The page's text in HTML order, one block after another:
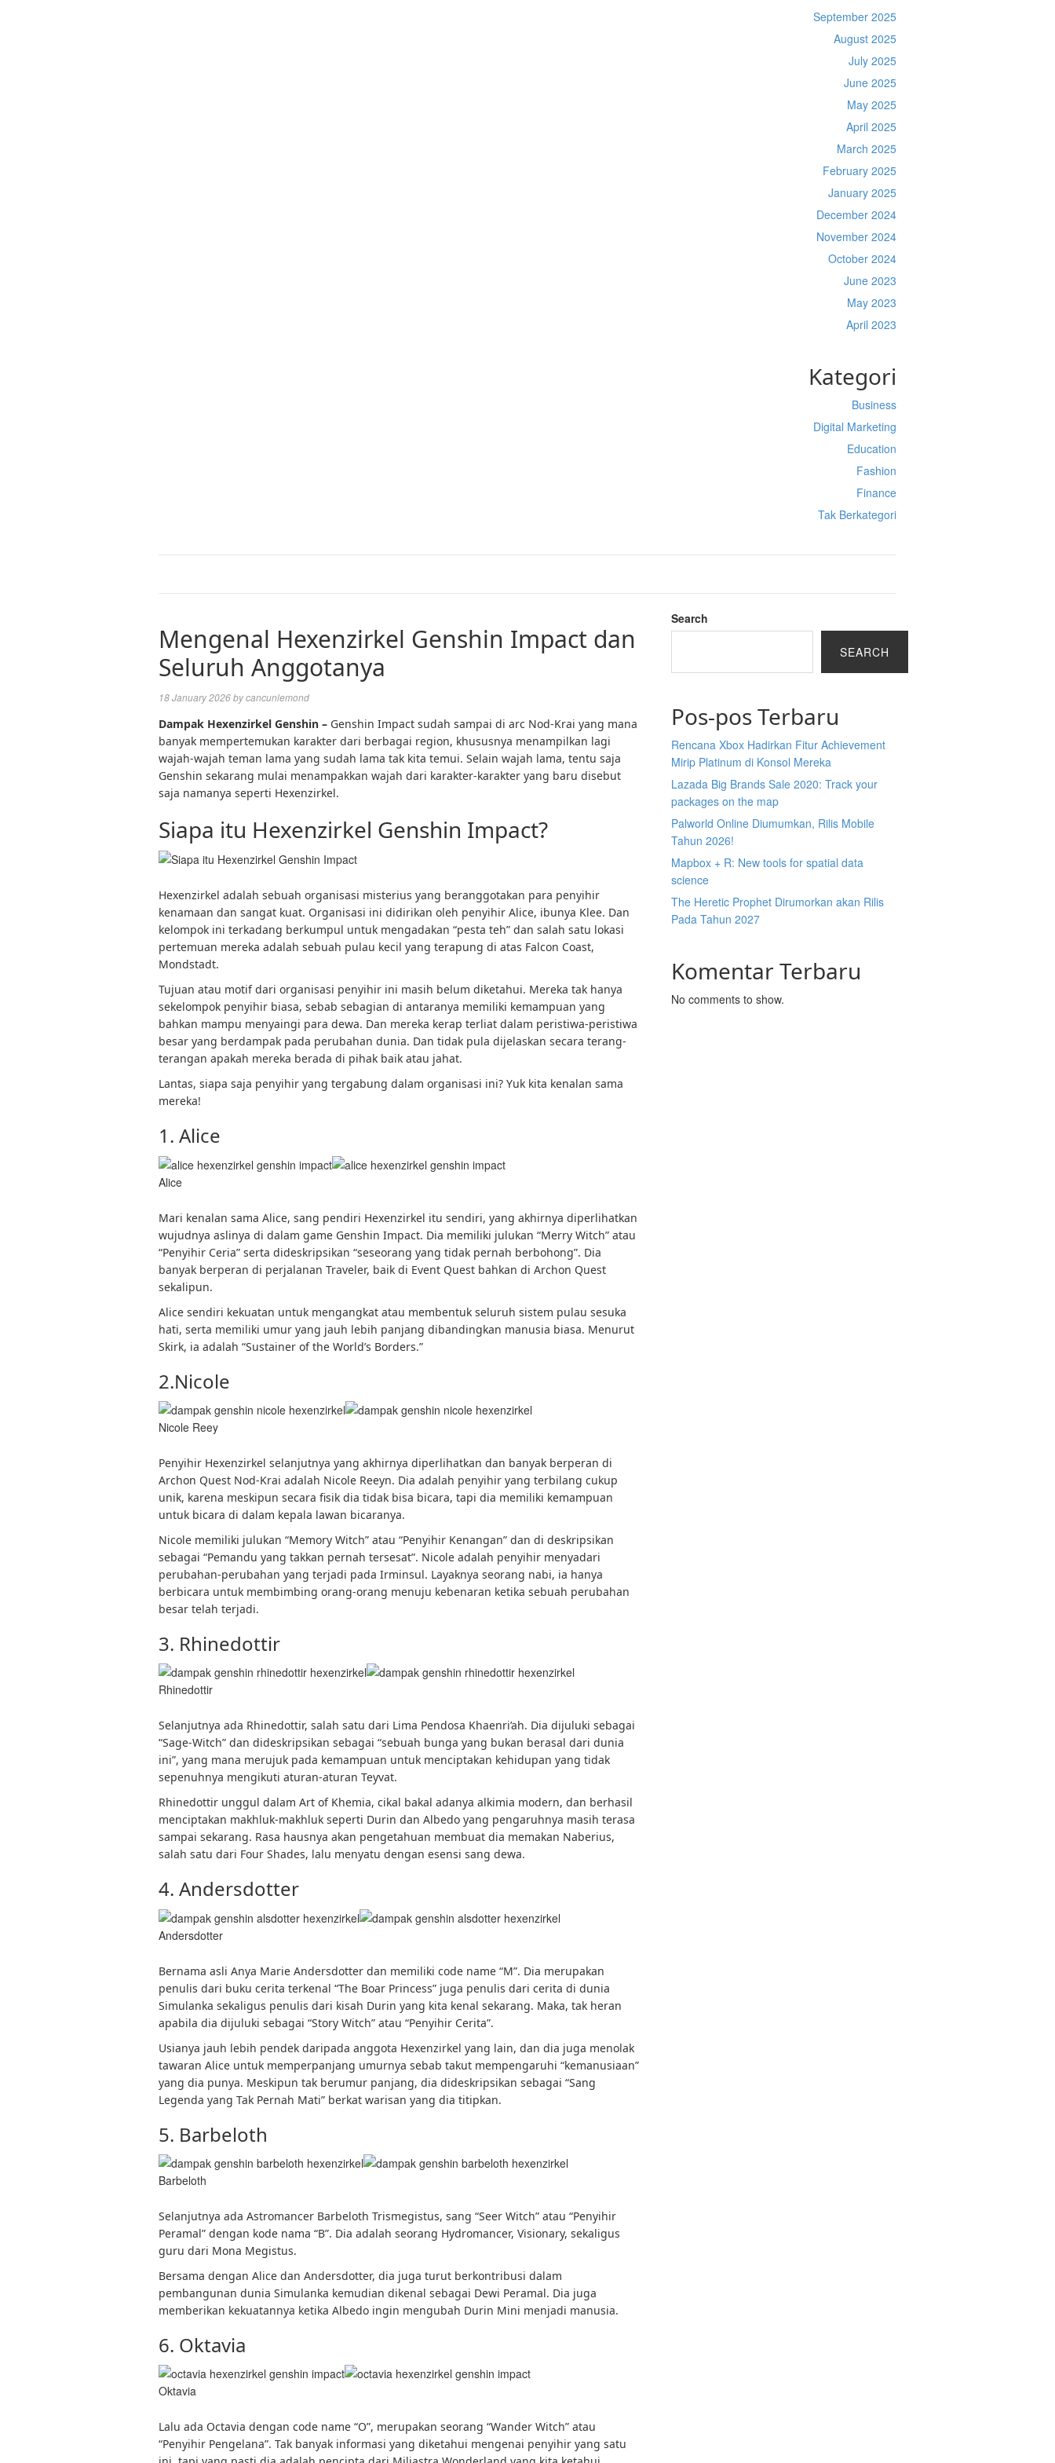
September 2025
August 2025
July 2025
June 2025
May 2025
April 2025
March 2025
February 2025
January 2025
December 2024
November 2024
October 2024
June 2023
May 2023
April 2023
Kategori
Business
Digital Marketing
Education
Fashion
Finance
Tak Berkategori
Mengenal Hexenzirkel Genshin Impact dan
Seluruh Anggotanya
18 January 2026bycancunlemond
Dampak Hexenzirkel Genshin – Genshin Impact sudah sampai di arc Nod-Krai yang mana
banyak mempertemukan karakter dari berbagai region, khususnya menampilkan lagi
wajah-wajah teman lama yang sudah lama tak kita temui. Selain wajah lama, tentu saja
Genshin sekarang mulai menampakkan wajah dari karakter-karakter yang baru disebut
saja namanya seperti Hexenzirkel.
Siapa itu Hexenzirkel Genshin Impact?
Hexenzirkel adalah sebuah organisasi misterius yang beranggotakan para penyihir
kenamaan dan sangat kuat. Organisasi ini didirikan oleh penyihir Alice, ibunya Klee. Dan
kelompok ini terkadang berkumpul untuk mengadakan “pesta teh” dan salah satu lokasi
pertemuan mereka adalah sebuah pulau kecil yang terapung di atas Falcon Coast,
Mondstadt.
Tujuan atau motif dari organisasi penyihir ini masih belum diketahui. Mereka tak hanya
sekelompok penyihir biasa, sebab sebagian di antaranya memiliki kemampuan yang
bahkan mampu menyaingi para dewa. Dan mereka kerap terliat dalam peristiwa-peristiwa
besar yang berdampak pada perubahan dunia. Dan tidak pula dijelaskan secara terang-
terangan apakah mereka berada di pihak baik atau jahat.
Lantas, siapa saja penyihir yang tergabung dalam organisasi ini? Yuk kita kenalan sama
mereka!
1. Alice
Alice
Mari kenalan sama Alice, sang pendiri Hexenzirkel itu sendiri, yang akhirnya diperlihatkan
wujudnya aslinya di dalam game Genshin Impact. Dia memiliki julukan “Merry Witch” atau
“Penyihir Ceria” serta dideskripsikan “seseorang yang tidak pernah berbohong”. Dia
banyak berperan di perjalanan Traveler, baik di Event Quest bahkan di Archon Quest
sekalipun.
Alice sendiri kekuatan untuk mengangkat atau membentuk seluruh sistem pulau sesuka
hati, serta memiliki umur yang jauh lebih panjang dibandingkan manusia biasa. Menurut
Skirk, ia adalah “Sustainer of the World’s Borders.”
2.Nicole
Nicole Reey
Penyihir Hexenzirkel selanjutnya yang akhirnya diperlihatkan dan banyak berperan di
Archon Quest Nod-Krai adalah Nicole Reeyn. Dia adalah penyihir yang terbilang cukup
unik, karena meskipun secara fisik dia tidak bisa bicara, tapi dia memiliki kemampuan
untuk bicara di dalam kepala lawan bicaranya.
Nicole memiliki julukan “Memory Witch” atau “Penyihir Kenangan” dan di deskripsikan
sebagai “Pemandu yang takkan pernah tersesat”. Nicole adalah penyihir menyadari
perubahan-perubahan yang terjadi pada Irminsul. Layaknya seorang nabi, ia hanya
berbicara untuk membimbing orang-orang menuju kebenaran ketika sebuah perubahan
besar telah terjadi.
3. Rhinedottir
Rhinedottir
Selanjutnya ada Rhinedottir, salah satu dari Lima Pendosa Khaenri’ah. Dia dijuluki sebagai
“Sage-Witch” dan dideskripsikan sebagai “sebuah bunga yang bukan berasal dari dunia
ini”, yang mana merujuk pada kemampuan untuk menciptakan kehidupan yang tidak
sepenuhnya mengikuti aturan-aturan Teyvat.
Rhinedottir unggul dalam Art of Khemia, cikal bakal adanya alkimia modern, dan berhasil
menciptakan makhluk-makhluk seperti Durin dan Albedo yang pengaruhnya masih terasa
sampai sekarang. Rasa hausnya akan pengetahuan membuat dia memakan Naberius,
salah satu dari Four Shades, lalu menyatu dengan esensi sang dewa.
4. Andersdotter
Andersdotter
Bernama asli Anya Marie Andersdotter dan memiliki code name “M”. Dia merupakan
penulis dari buku cerita terkenal “The Boar Princess” juga penulis dari cerita di dunia
Simulanka sekaligus penulis dari kisah Durin yang kita kenal sekarang. Maka, tak heran
apabila dia dijuluki sebagai “Story Witch” atau “Penyihir Cerita”.
Usianya jauh lebih pendek daripada anggota Hexenzirkel yang lain, dan dia juga menolak
tawaran Alice untuk memperpanjang umurnya sebab takut mempengaruhi “kemanusiaan”
yang dia punya. Meskipun tak berumur panjang, dia dideskripsikan sebagai “Sang
Legenda yang Tak Pernah Mati” berkat warisan yang dia titipkan.
5. Barbeloth
Barbeloth
Selanjutnya ada Astromancer Barbeloth Trismegistus, sang “Seer Witch” atau “Penyihir
Peramal” dengan kode nama “B”. Dia adalah seorang Hydromancer, Visionary, sekaligus
guru dari Mona Megistus.
Bersama dengan Alice dan Andersdotter, dia juga turut berkontribusi dalam
pembangunan dunia Simulanka kemudian dikenal sebagai Dewi Peramal. Dia juga
memberikan kekuatannya ketika Albedo ingin mengubah Durin Mini menjadi manusia.
6. Oktavia
Oktavia
Lalu ada Octavia dengan code name “O”, merupakan seorang “Wander Witch” atau
“Penyihir Pengelana”. Tak banyak informasi yang diketahui mengenai penyihir yang satu
Search
SEARCH
Pos-pos Terbaru
Rencana Xbox Hadirkan Fitur Achievement
Mirip Platinum di Konsol Mereka
Lazada Big Brands Sale 2020: Track your
packages on the map
Palworld Online Diumumkan, Rilis Mobile
Tahun 2026!
Mapbox + R: New tools for spatial data
science
The Heretic Prophet Dirumorkan akan Rilis
Pada Tahun 2027
Komentar Terbaru
No comments to show.